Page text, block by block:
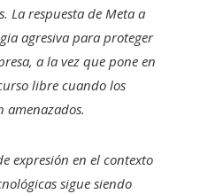
La respuesta de Meta a
agresiva para proteger
a la vez que pone en
libre cuando los
amenazados.
expresión en el contexto
sigue siendo